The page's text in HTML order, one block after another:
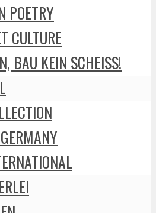
POETRY
CULTURE
BAU KEIN SCHEISS!